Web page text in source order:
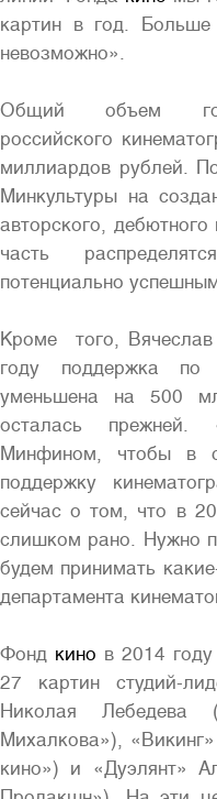
картин в год.
невозможно».
Общий объем
российского
миллиардов рублей.
Минкультуры на
авторского, дебютного
часть
потенциально
Кроме того,
году поддержка по
уменьшена на 500
осталась
Минфином, чтобы в
поддержку
сейчас о том, что в
слишком рано. Нужно
будем принимать
департамента
Фонд кино в 2014
27 картин студий-
Николая Лебедева
Михалкова»),
кино») и «Дуэлянт»